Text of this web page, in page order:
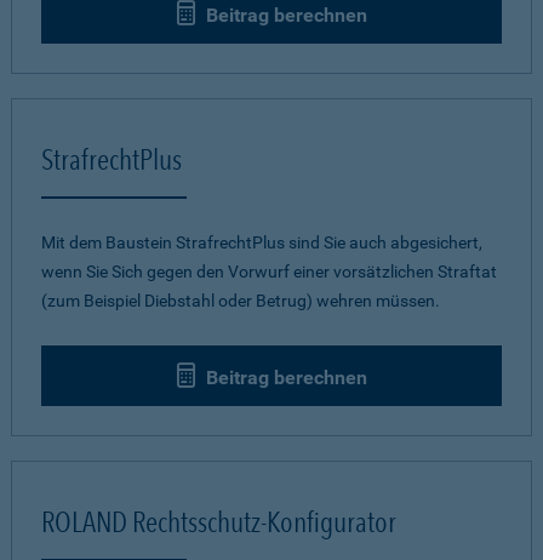
Beitrag berechnen
StrafrechtPlus
Mit dem Baustein StrafrechtPlus sind Sie auch abgesichert,
wenn Sie Sich gegen den Vorwurf einer vorsätzlichen Straftat
(zum Beispiel Diebstahl oder Betrug) wehren müssen.
Beitrag berechnen
ROLAND Rechtsschutz-Konfigurator